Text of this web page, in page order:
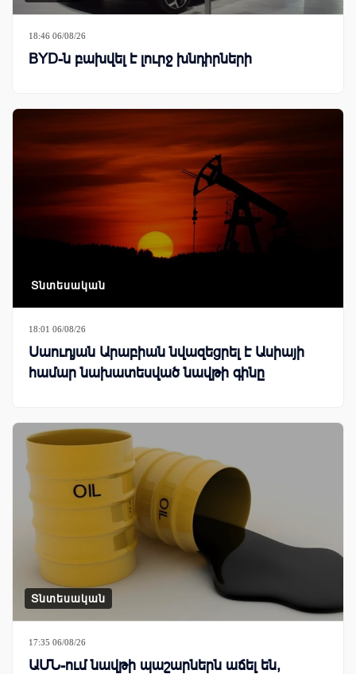
18:46 06/08/26
BYD-ն բախվել է լուրջ խնդիրների
Տնտեսական
18:01 06/08/26
Սաուդյան Արաբիան նվազեցրել է Ասիայի
համար նախատեսված նավթի գինը
Տնտեսական
17:35 06/08/26
ԱՄՆ-ում նավթի պաշարներն աճել են,